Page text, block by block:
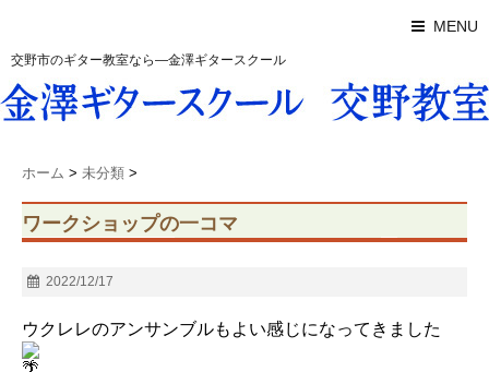
MENU
交野市のギター教室なら―金澤ギタースクール
ホーム > 未分類 >
ワークショップの一コマ
2022/12/17
ウクレレのアンサンブルもよい感じになってきました